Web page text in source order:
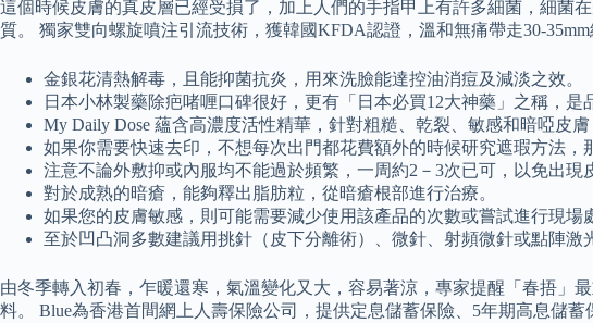
這個時候皮膚的真皮層已經受損了，加上人們的手指甲上有許多細菌，細菌
質。 獨家雙向螺旋噴注引流技術，獲韓國KFDA認證，溫和無痛帶走30-
金銀花清熱解毒，且能抑菌抗炎，用來洗臉能達控油消痘及減淡之效。
日本小林製藥除疤啫喱口碑很好，更有「日本必買12大神藥」之稱，是
My Daily Dose 蘊含高濃度活性精華，針對粗糙、乾裂、敏感和暗啞皮
如果你需要快速去印，不想每次出門都花費額外的時候研究遮瑕方法，
注意不論外敷抑或內服均不能過於頻繁，一周約2－3次已可，以免出現
對於成熟的暗瘡，能夠釋出脂肪粒，從暗瘡根部進行治療。
如果您的皮膚敏感，則可能需要減少使用該產品的次數或嘗試進行現場
至於凹凸洞多數建議用挑針（皮下分離術）、微針、射頻微針或點陣激
由冬季轉入初春，乍暖還寒，氣溫變化又大，容易著涼，專家提醒「春捂」
料。 Blue為香港首間網上人壽保險公司，提供定息儲蓄保險、5年期高息儲